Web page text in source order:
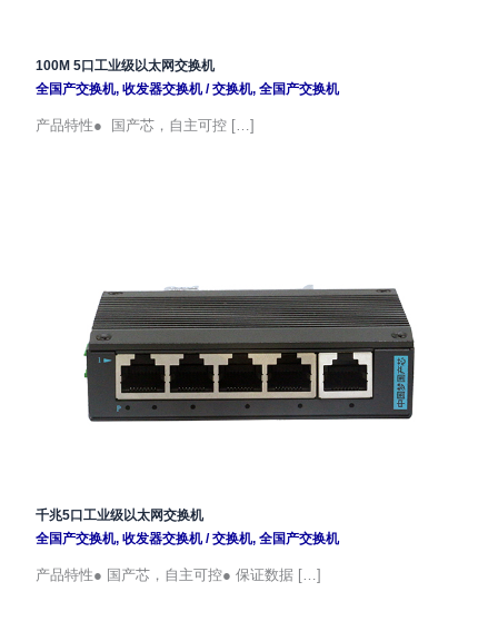
100M 5口工业级以太网交换机
全国产交换机, 收发器交换机/交换机, 全国产交换机
产品特性● 国产芯，自主可控 […]
千兆5口工业级以太网交换机
全国产交换机, 收发器交换机/交换机, 全国产交换机
产品特性● 国产芯，自主可控● 保证数据 […]